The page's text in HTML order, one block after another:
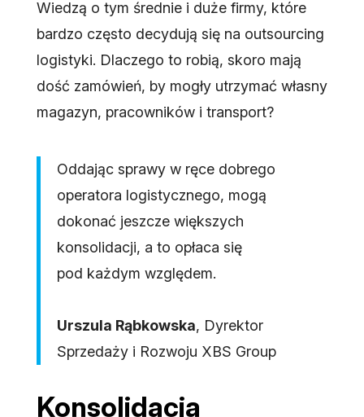
Wiedzą o tym średnie i duże firmy, które
bardzo często decydują się na outsourcing
logistyki. Dlaczego to robią, skoro mają
dość zamówień, by mogły utrzymać własny
magazyn, pracowników i transport?
Oddając sprawy w ręce dobrego
operatora logistycznego, mogą
dokonać jeszcze większych
konsolidacji, a to opłaca się
pod każdym względem.
Urszula Rąbkowska, Dyrektor
Sprzedaży i Rozwoju XBS Group
Konsolidacja